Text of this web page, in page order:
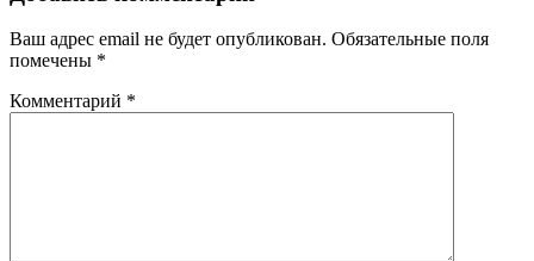
Ваш адрес email не будет опубликован. Обязательные поля
помечены *
Комментарий *